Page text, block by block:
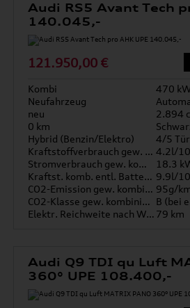
Audi RS5 Avant Tech
140.045,-
121.950,00 €
Kombi
470
Neufahrzeug
neu
2.894
0 km
Hybrid (Benzin/Elektro)
4/5
Kraftstoffverbrauch gew. kombiniert 4.2l/
Stromverbrauch gew. kombiniert
18.3
Kraftst. komb. entl. Batterie 9.9l/
CO2-Emission gew. kombiniert 95g/
CO2-Klasse gew. kombiniert B (bei
Elektr. Reichweite nach WLTP* 79 km
Audi Q9 TDI qu Luft
360° UPE 108.400,-